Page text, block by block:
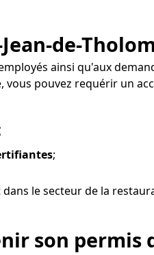
de-
ainsi qu'aux
vous pouvez requérir un
;
le secteur de la
son permis